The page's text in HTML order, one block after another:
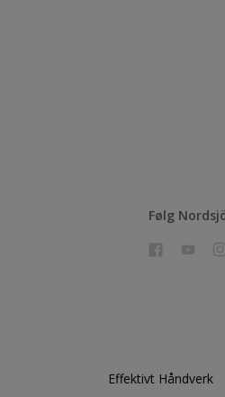
Følg
Effektivt Håndverk